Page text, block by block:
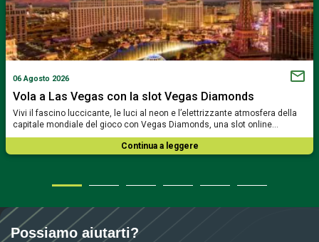
06 Agosto 2026
Vola a Las Vegas con la slot Vegas Diamonds
Vivi il fascino luccicante, le luci al neon e l’elettrizzante atmosfera della
capitale mondiale del gioco con Vegas Diamonds, una slot online…
Continua a leggere
Possiamo aiutarti?